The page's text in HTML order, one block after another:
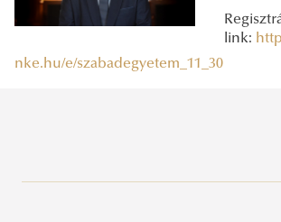
link:
nke.hu/e/szabadegyetem_11_30